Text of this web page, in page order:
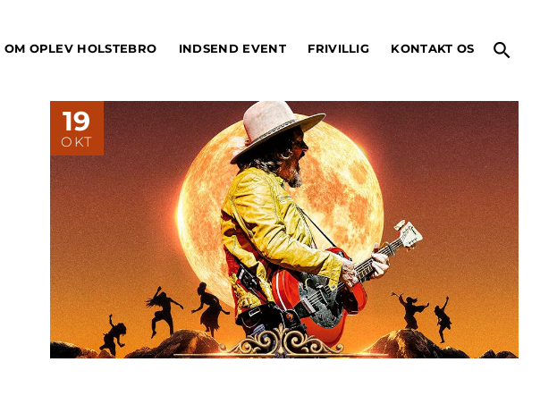
OM OPLEV HOLSTEBRO INDSEND EVENT FRIVILLIG KONTAKT OS search
19
OKT